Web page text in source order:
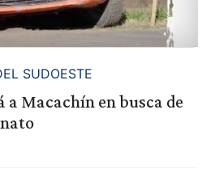
SUDOESTE
a Macachín en busca de